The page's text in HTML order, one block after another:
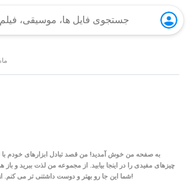
3
به صفحه من خوش آمدید! من قصد تبادل ابزارهای خودم با
چیزهای مفیدی را در اینجا بیابید. از مجموعه من لذت ببرید و باز
شما این جا رو بهتر و دوست داشتنی تر می کنم. از وقتی که گذاشتید متشکرم!